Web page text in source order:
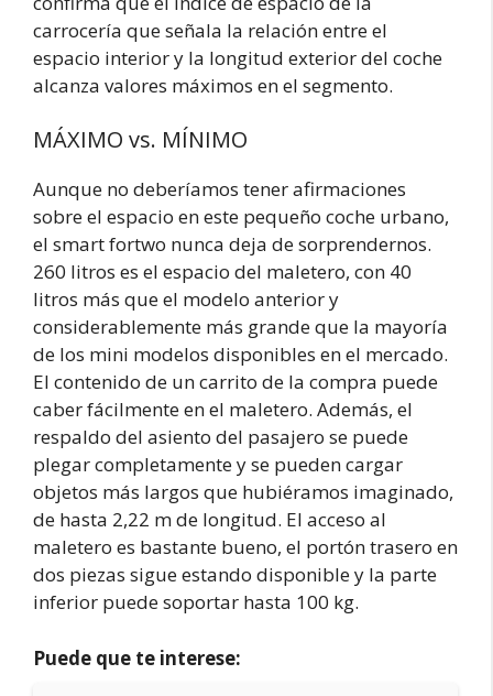
carrocería que señala la relación entre el
espacio interior y la longitud exterior del coche
alcanza valores máximos en el segmento.
MÁXIMO vs. MÍNIMO
Aunque no deberíamos tener afirmaciones
sobre el espacio en este pequeño coche urbano,
el smart fortwo nunca deja de sorprendernos.
260 litros es el espacio del maletero, con 40
litros más que el modelo anterior y
considerablemente más grande que la mayoría
de los mini modelos disponibles en el mercado.
El contenido de un carrito de la compra puede
caber fácilmente en el maletero. Además, el
respaldo del asiento del pasajero se puede
plegar completamente y se pueden cargar
objetos más largos que hubiéramos imaginado,
de hasta 2,22 m de longitud. El acceso al
maletero es bastante bueno, el portón trasero en
dos piezas sigue estando disponible y la parte
inferior puede soportar hasta 100 kg.
Puede que te interese: